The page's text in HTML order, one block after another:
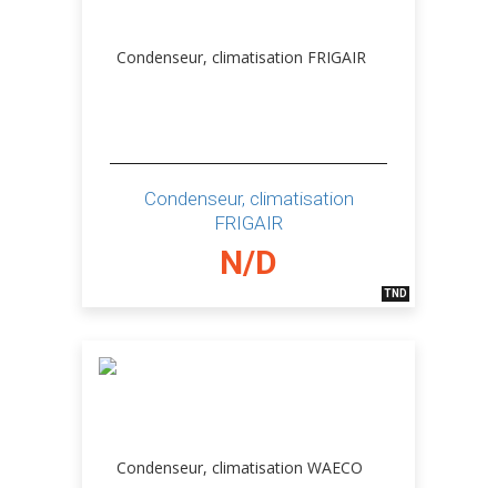
Condenseur, climatisation
FRIGAIR
N/D
TND